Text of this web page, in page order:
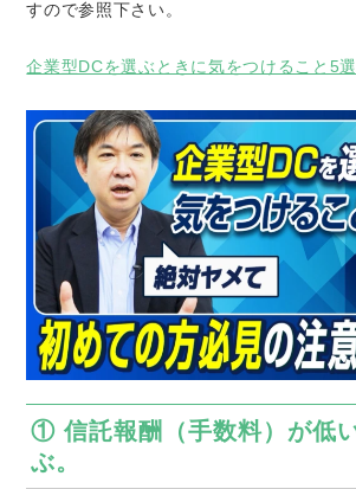
すので参照下さい。
企業型DCを選ぶときに気をつけること5選
① 信託報酬（手数料）が低
ぶ。